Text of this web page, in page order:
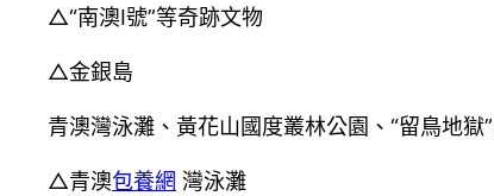
△“南澳Ⅰ號”等奇跡文物
△金銀島
青澳灣泳灘、黃花山國度叢林公園、“留鳥地
△青澳包養網 灣泳灘